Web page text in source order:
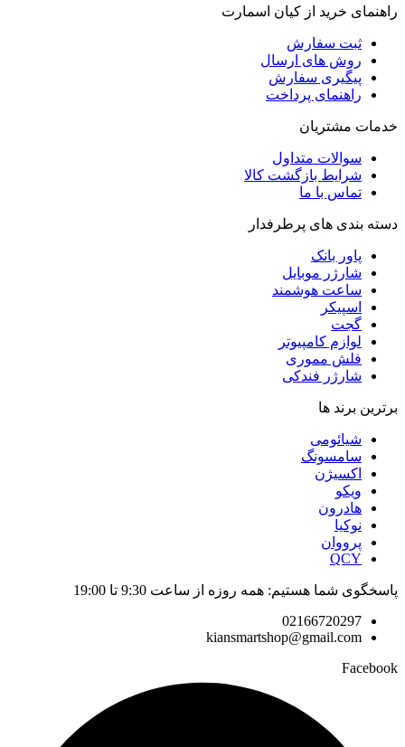
راهنمای خرید از کیان اسمارت
ثبت سفارش
روش‌ های ارسال
پیگیری سفارش
راهنمای پرداخت
خدمات مشتریان
سوالات متداول
شرایط بازگشت کالا
تماس با ما
دسته بندی های پرطرفدار
پاور بانک
شارژر موبایل
ساعت هوشمند
اسپیکر
گجت
لوازم کامپیوتر
فلش مموری
شارژر فندکی
برترین برند ها
شیائومی
سامسونگ
اکسیژن
ویکو
هادرون
نوکیا
پرووان
QCY
پاسخگوی شما هستیم: همه روزه از ساعت 9:30 تا 19:00
02166720297
kiansmartshop@gmail.com
Facebook